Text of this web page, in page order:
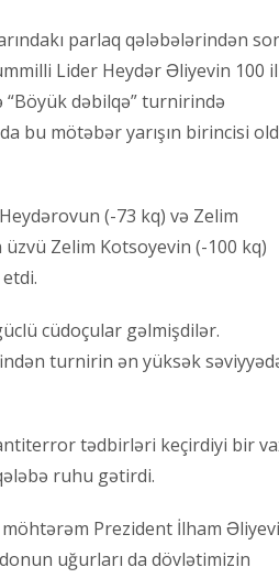
parlaq qələbələrindən
Lider Heydər Əliyevin 100
dəbilqə” turnirində
bu mötəbər yarışın birincisi
(-73 kq) və Zelim
üzvü Zelim Kotsoyevin (-100 kq)
cüdoçular gəlmişdilər.
turnirin ən yüksək
tədbirləri keçirdiyi bir
ruhu gətirdi.
Prezident İlham
uğurları da dövlətimizin